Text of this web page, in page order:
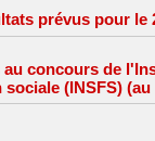
prévus pour le
concours de
(INSFS) (au